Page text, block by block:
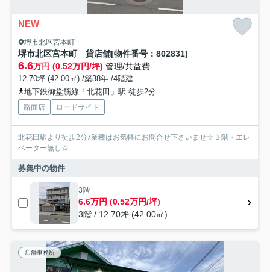
NEW
堺市北区宮本町
堺市北区宮本町 貸店舗[物件番号：802831]
6.6万円 (0.52万円/坪) 管理/共益費-
12.70坪 (42.00㎡) /築38年 /4階建
地下鉄御堂筋線「北花田」駅 徒歩2分
路面店 ロードサイド
北花田駅より徒歩2分♪業種はお気軽にお問合せ下さいませ☆３階・エレ
ベーター無し☆
募集中の物件
3階
6.6万円 (0.52万円/坪)
3階 / 12.70坪 (42.00㎡)
店舗事務所